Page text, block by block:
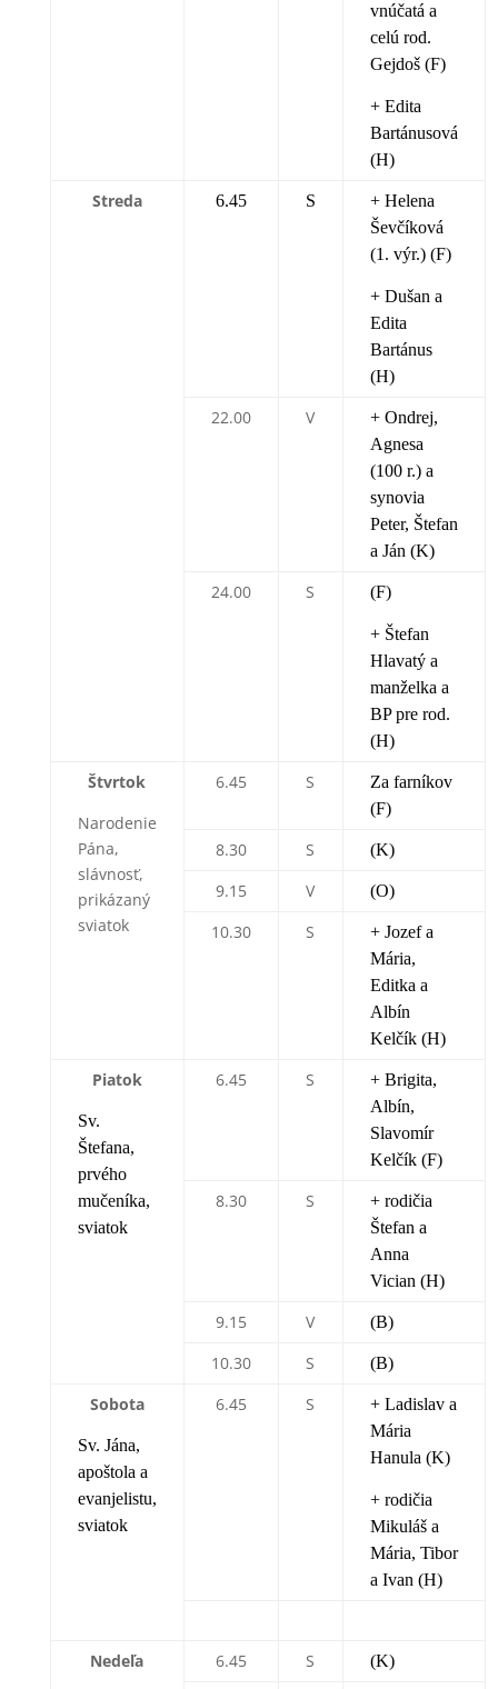
vnúčatá a
celú rod.
Gejdoš (F)
+ Edita
Bartánusová
(H)
Streda 6.45 S
+ Helena
Ševčíková
(1. výr.) (F)
+ Dušan a
Edita
Bartánus
(H)
22.00 V
+ Ondrej,
Agnesa
(100 r.) a
synovia
Peter, Štefan
a Ján (K)
24.00 S (F)
+ Štefan
Hlavatý a
manželka a
BP pre rod.
(H)
Štvrtok
Narodenie
Pána,
slávnosť,
prikázaný
sviatok
6.45 S
Za farníkov
(F)
8.30 S (K)
9.15 V (O)
10.30 S
+ Jozef a
Mária,
Editka a
Albín
Kelčík (H)
Piatok
Sv.
Štefana,
prvého
mučeníka,
sviatok
6.45 S
+ Brigita,
Albín,
Slavomír
Kelčík (F)
8.30 S
+ rodičia
Štefan a
Anna
Vician (H)
9.15 V (B)
10.30 S (B)
Sobota
Sv. Jána,
apoštola a
evanjelistu,
sviatok
6.45 S
+ Ladislav a
Mária
Hanula (K)
+ rodičia
Mikuláš a
Mária, Tibor
a Ivan (H)
Nedeľa 6.45 S (K)